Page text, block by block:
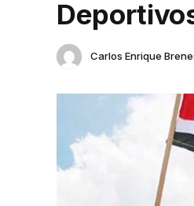
Carlos Enrique